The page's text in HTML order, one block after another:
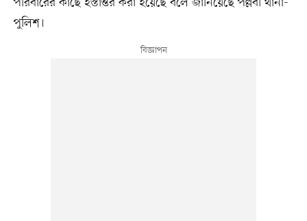
পুলিশ।